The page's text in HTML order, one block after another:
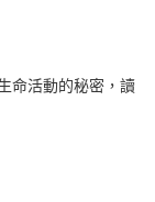
命活動的秘密，讀